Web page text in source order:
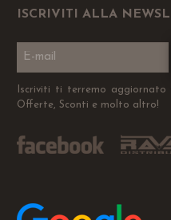
ISCRIVITI ALLA
Iscriviti ti terremo aggiornato
Offerte, Sconti e molto altro!